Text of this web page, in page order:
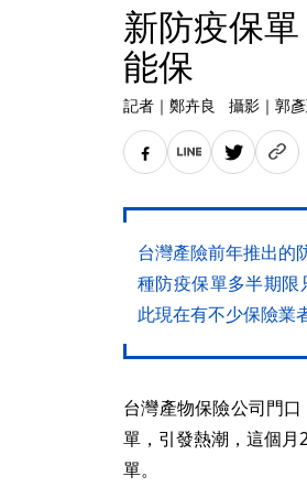
新防疫保
能保
記者 ｜ 鄭卉良 攝影 ｜ 郭
台灣產險前年推出的
種防疫保單多半期
此現在有不少保險業
台灣產物保險公司門
單，引發熱潮，這個
單。